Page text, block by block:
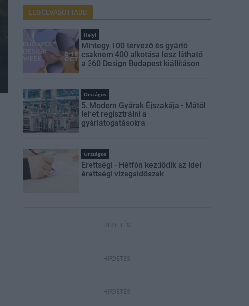
LEGOLVASOTTABB
Helyi
Mintegy 100 tervező és gyártó
csaknem 400 alkotása lesz látható
a 360 Design Budapest kiállításon
Országos
5. Modern Gyárak Éjszakája - Mától
lehet regisztrálni a
gyárlátogatásokra
Országos
Érettségi - Hétfőn kezdődik az idei
érettségi vizsgaidőszak
HIRDETÉS
HIRDETÉS
HIRDETÉS